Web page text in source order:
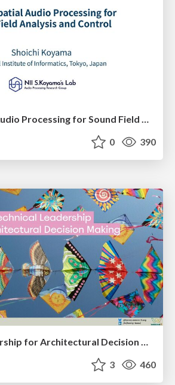
Neural Spatial Audio Processing for Sound Field Analysis and Control
0 390
Technical Leadership for Architectural Decision Making
3 460